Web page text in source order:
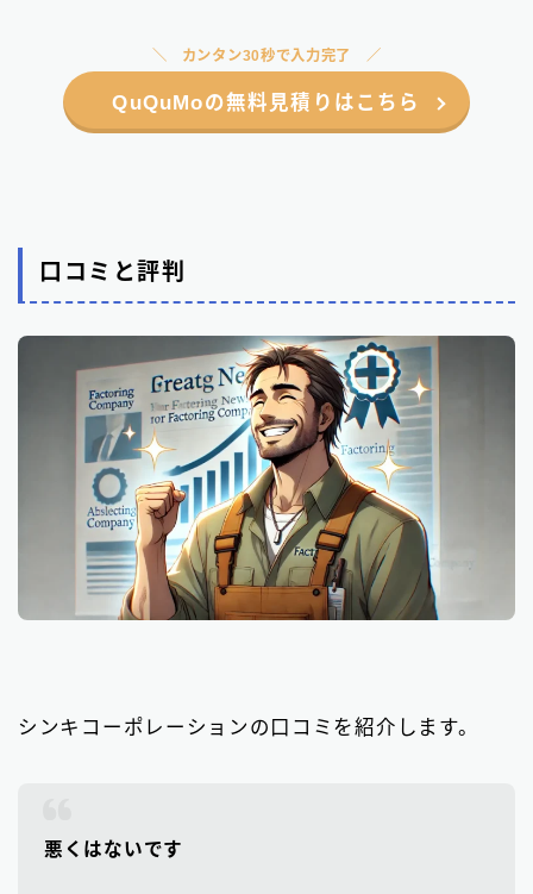
カンタン30秒で入力完了
QuQuMoの無料見積りはこちら
口コミと評判
シンキコーポレーションの口コミを紹介します。
悪くはないです